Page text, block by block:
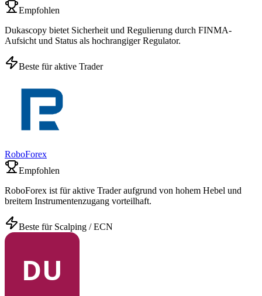
Empfohlen
Dukascopy bietet Sicherheit und Regulierung durch FINMA-
Aufsicht und Status als hochrangiger Regulator.
Beste für aktive Trader
RoboForex
Empfohlen
RoboForex ist für aktive Trader aufgrund von hohem Hebel und
breitem Instrumentenzugang vorteilhaft.
Beste für Scalping / ECN